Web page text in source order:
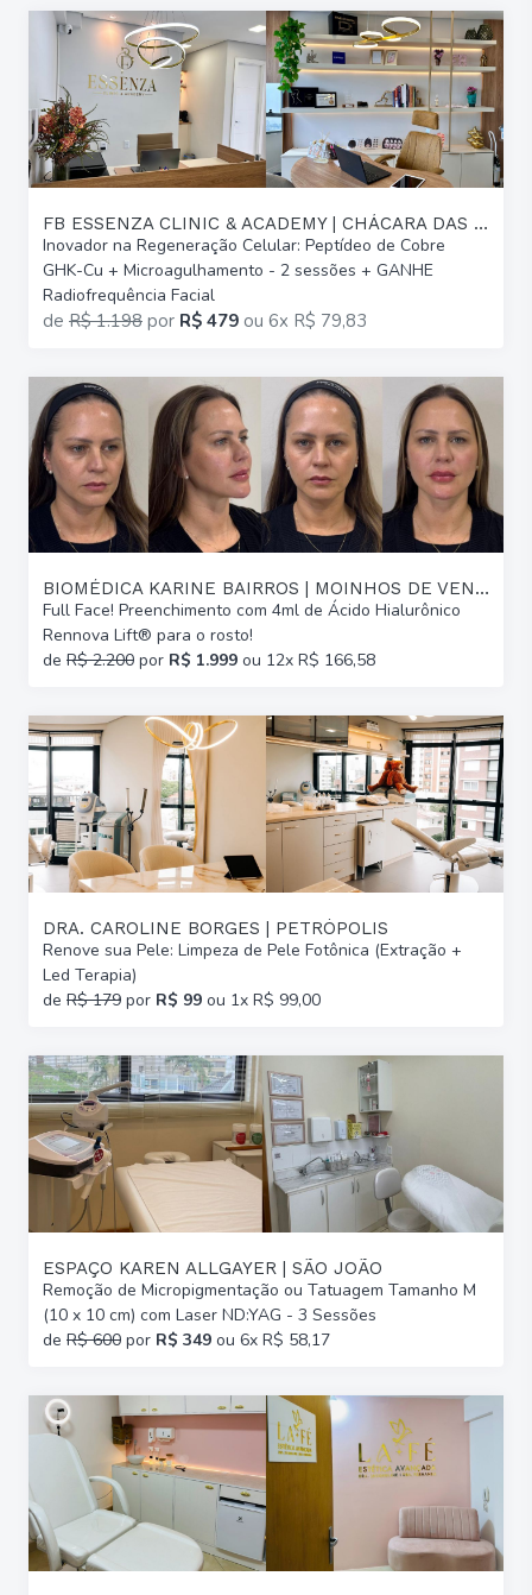
FB ESSENZA CLINIC & ACADEMY | CHÁCARA DAS PEDRAS
Inovador na Regeneração Celular: Peptídeo de Cobre
GHK-Cu + Microagulhamento - 2 sessões + GANHE
Radiofrequência Facial
de R$ 1.198 por R$ 479 ou 6x R$ 79,83
BIOMÉDICA KARINE BAIRROS | MOINHOS DE VENTO
Full Face! Preenchimento com 4ml de Ácido Hialurônico
Rennova Lift® para o rosto!
de R$ 2.200 por R$ 1.999 ou 12x R$ 166,58
DRA. CAROLINE BORGES | PETRÓPOLIS
Renove sua Pele: Limpeza de Pele Fotônica (Extração +
Led Terapia)
de R$ 179 por R$ 99 ou 1x R$ 99,00
ESPAÇO KAREN ALLGAYER | SÃO JOÃO
Remoção de Micropigmentação ou Tatuagem Tamanho M
(10 x 10 cm) com Laser ND:YAG - 3 Sessões
de R$ 600 por R$ 349 ou 6x R$ 58,17